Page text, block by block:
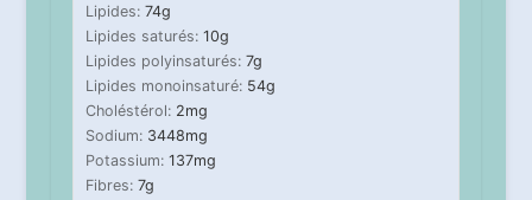
Lipides: 74g
Lipides saturés: 10g
Lipides polyinsaturés: 7g
Lipides monoinsaturé: 54g
Choléstérol: 2mg
Sodium: 3448mg
Potassium: 137mg
Fibres: 7g